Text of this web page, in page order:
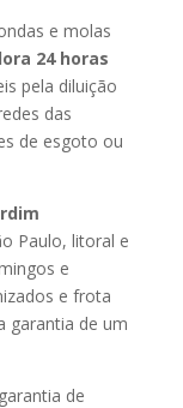
e molas
24 horas
pela diluição
das
de esgoto ou
Paulo, litoral e
e
e frota
garantia de um
de